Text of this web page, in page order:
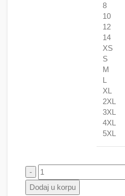
8
10
12
14
XS
S
M
L
XL
2XL
3XL
4XL
5XL
Urbani Jelen 3 u duksu količina
Dodaj u korpu